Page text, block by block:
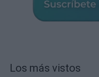
Los más vistos